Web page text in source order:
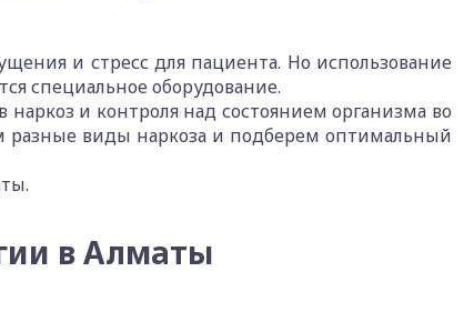
и стресс для пациента. Но использование
специальное оборудование.
и контроля над состоянием организма во
разные виды наркоза и подберем оптимальный
в Алматы